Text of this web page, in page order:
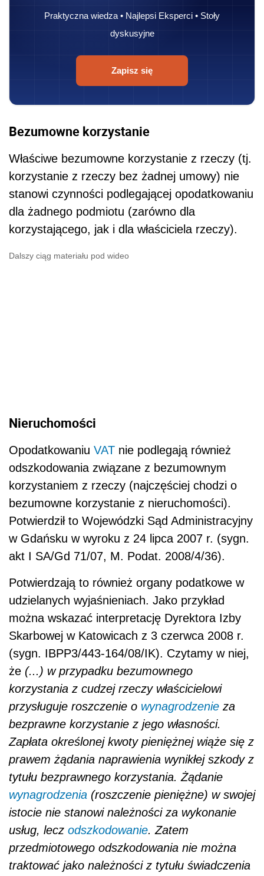
Praktyczna wiedza • Najlepsi Eksperci • Stoły
dyskusyjne
Zapisz się
Bezumowne korzystanie
Właściwe bezumowne korzystanie z rzeczy (tj.
korzystanie z rzeczy bez żadnej umowy) nie
stanowi czynności podlegającej opodatkowaniu
dla żadnego podmiotu (zarówno dla
korzystającego, jak i dla właściciela rzeczy).
Dalszy ciąg materiału pod wideo
Nieruchomości
Opodatkowaniu VAT nie podlegają również
odszkodowania związane z bezumownym
korzystaniem z rzeczy (najczęściej chodzi o
bezumowne korzystanie z nieruchomości).
Potwierdził to Wojewódzki Sąd Administracyjny
w Gdańsku w wyroku z 24 lipca 2007 r. (sygn.
akt I SA/Gd 71/07, M. Podat. 2008/4/36).
Potwierdzają to również organy podatkowe w
udzielanych wyjaśnieniach. Jako przykład
można wskazać interpretację Dyrektora Izby
Skarbowej w Katowicach z 3 czerwca 2008 r.
(sygn. IBPP3/443-164/08/IK). Czytamy w niej,
że (...) w przypadku bezumownego
korzystania z cudzej rzeczy właścicielowi
przysługuje roszczenie o wynagrodzenie za
bezprawne korzystanie z jego własności.
Zapłata określonej kwoty pieniężnej wiąże się z
prawem żądania naprawienia wynikłej szkody z
tytułu bezprawnego korzystania. Żądanie
wynagrodzenia (roszczenie pieniężne) w swojej
istocie nie stanowi należności za wykonanie
usług, lecz odszkodowanie. Zatem
przedmiotowego odszkodowania nie można
traktować jako należności z tytułu świadczenia